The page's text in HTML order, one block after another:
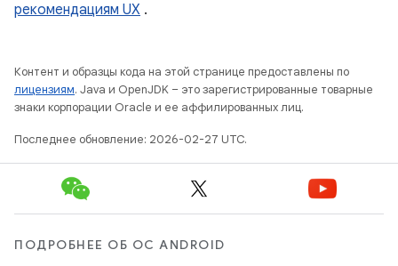
рекомендациям UX .
Контент и образцы кода на этой странице предоставлены по
лицензиям. Java и OpenJDK – это зарегистрированные товарные
знаки корпорации Oracle и ее аффилированных лиц.
Последнее обновление: 2026-02-27 UTC.
ПОДРОБНЕЕ ОБ ОС ANDROID